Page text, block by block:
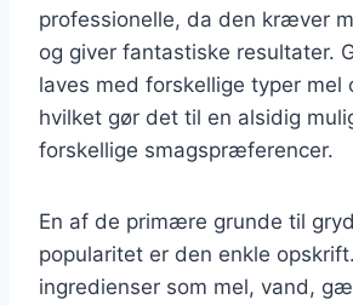
professionelle, da den kræver
og giver fantastiske resultater.
laves med forskellige typer mel
hvilket gør det til en alsidig
forskellige smagspræferencer.
En af de primære grunde til
popularitet er den enkle
ingredienser som mel, vand,